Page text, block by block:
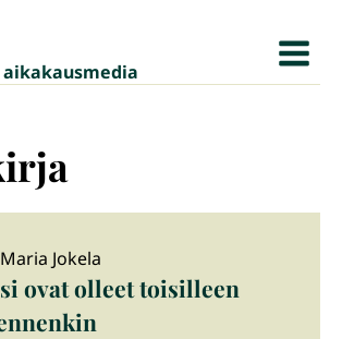
Jokela
ovat olleet toisilleen